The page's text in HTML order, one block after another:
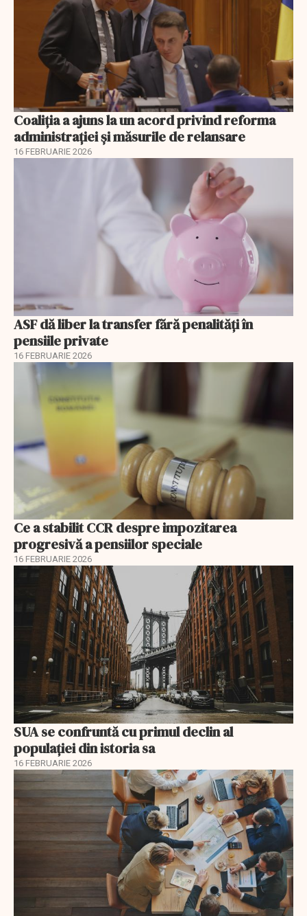
Coaliția a ajuns la un acord privind reforma
administrației și măsurile de relansare
16 FEBRUARIE 2026
ASF dă liber la transfer fără penalități în
pensiile private
16 FEBRUARIE 2026
Ce a stabilit CCR despre impozitarea
progresivă a pensiilor speciale
16 FEBRUARIE 2026
SUA se confruntă cu primul declin al
populației din istoria sa
16 FEBRUARIE 2026